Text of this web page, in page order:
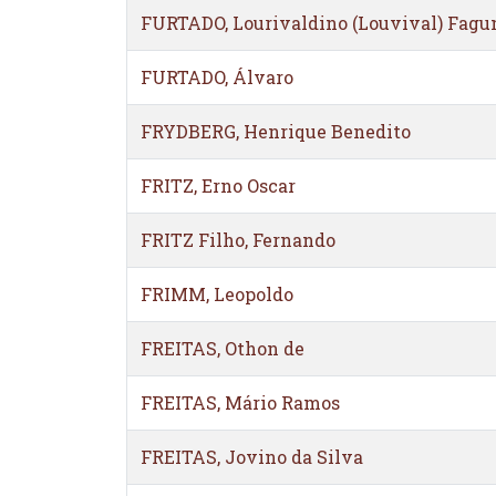
FURTADO, Lourivaldino (Louvival)
FURTADO, Álvaro
FRYDBERG, Henrique Benedito
FRITZ, Erno Oscar
FRITZ Filho, Fernando
FRIMM, Leopoldo
FREITAS, Othon de
FREITAS, Mário Ramos
FREITAS, Jovino da Silva